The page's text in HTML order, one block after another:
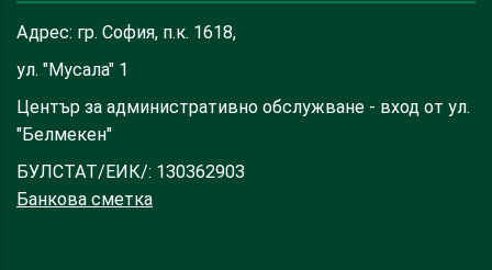
Адрес: гр. София, п.к. 1618,
ул. "Мусала" 1
Център за административно обслужване - вход от ул.
"Белмекен"
БУЛСТАТ/ЕИК/: 130362903
Банкова сметка